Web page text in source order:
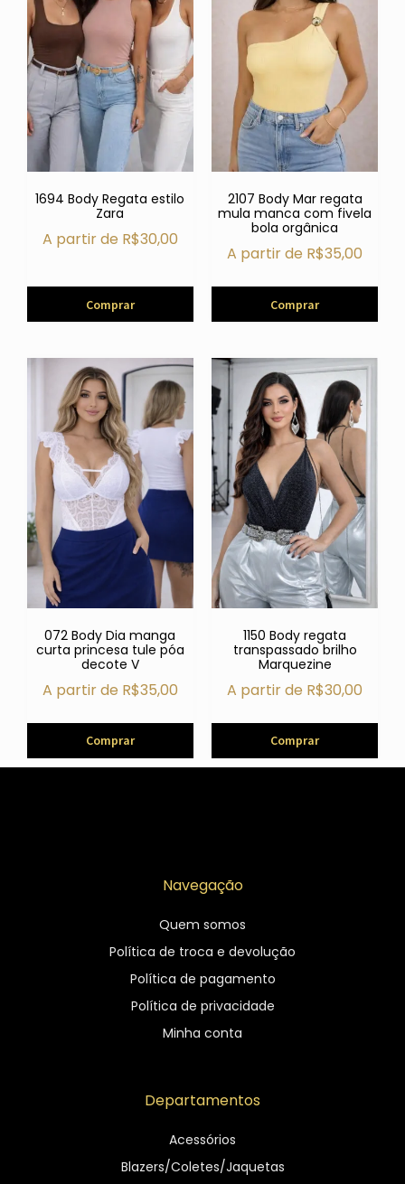
1694 Body Regata estilo
Zara
A partir de R$30,00
Comprar
2107 Body Mar regata
mula manca com fivela
bola orgânica
A partir de R$35,00
Comprar
072 Body Dia manga
curta princesa tule póa
decote V
A partir de R$35,00
Comprar
1150 Body regata
transpassado brilho
Marquezine
A partir de R$30,00
Comprar
Navegação
Quem somos
Política de troca e devolução
Política de pagamento
Política de privacidade
Minha conta
Departamentos
Acessórios
Blazers/Coletes/Jaquetas